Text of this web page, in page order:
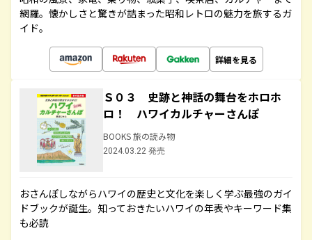
網羅。懐かしさと驚きが詰まった昭和レトロの魅力を旅するガ
イド。
詳細を見る
Ｓ０３ 史跡と神話の舞台をホロホ
ロ！ ハワイカルチャーさんぽ
BOOKS 旅の読み物
2024.03.22 発売
おさんぽしながらハワイの歴史と文化を楽しく学ぶ最強のガイ
ドブックが誕生。知っておきたいハワイの年表やキーワード集
も必読